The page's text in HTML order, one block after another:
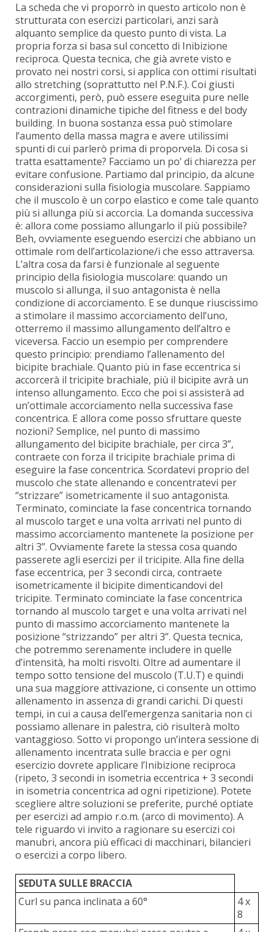
La scheda che vi proporrò in questo articolo non è
strutturata con esercizi particolari, anzi sarà
alquanto semplice da questo punto di vista. La
propria forza si basa sul concetto di Inibizione
reciproca. Questa tecnica, che già avrete visto e
provato nei nostri corsi, si applica con ottimi risultati
allo stretching (soprattutto nel P.N.F.). Coi giusti
accorgimenti, però, può essere eseguita pure nelle
contrazioni dinamiche tipiche del fitness e del body
building. In buona sostanza essa può stimolare
l’aumento della massa magra e avere utilissimi
spunti di cui parlerò prima di proporvela. Di cosa si
tratta esattamente? Facciamo un po’ di chiarezza per
evitare confusione. Partiamo dal principio, da alcune
considerazioni sulla fisiologia muscolare. Sappiamo
che il muscolo è un corpo elastico e come tale quanto
più si allunga più si accorcia. La domanda successiva
è: allora come possiamo allungarlo il più possibile?
Beh, ovviamente eseguendo esercizi che abbiano un
ottimale rom dell’articolazione/i che esso attraversa.
L’altra cosa da farsi è funzionale al seguente
principio della fisiologia muscolare: quando un
muscolo si allunga, il suo antagonista è nella
condizione di accorciamento. E se dunque riuscissimo
a stimolare il massimo accorciamento dell’uno,
otterremo il massimo allungamento dell’altro e
viceversa. Faccio un esempio per comprendere
questo principio: prendiamo l’allenamento del
bicipite brachiale. Quanto più in fase eccentrica si
accorcerà il tricipite brachiale, più il bicipite avrà un
intenso allungamento. Ecco che poi si assisterà ad
un’ottimale accorciamento nella successiva fase
concentrica. E allora come posso sfruttare queste
nozioni? Semplice, nel punto di massimo
allungamento del bicipite brachiale, per circa 3”,
contraete con forza il tricipite brachiale prima di
eseguire la fase concentrica. Scordatevi proprio del
muscolo che state allenando e concentratevi per
“strizzare” isometricamente il suo antagonista.
Terminato, cominciate la fase concentrica tornando
al muscolo target e una volta arrivati nel punto di
massimo accorciamento mantenete la posizione per
altri 3”. Ovviamente farete la stessa cosa quando
passerete agli esercizi per il tricipite. Alla fine della
fase eccentrica, per 3 secondi circa, contraete
isometricamente il bicipite dimenticandovi del
tricipite. Terminato cominciate la fase concentrica
tornando al muscolo target e una volta arrivati nel
punto di massimo accorciamento mantenete la
posizione “strizzando” per altri 3”. Questa tecnica,
che potremmo serenamente includere in quelle
d’intensità, ha molti risvolti. Oltre ad aumentare il
tempo sotto tensione del muscolo (T.U.T) e quindi
una sua maggiore attivazione, ci consente un ottimo
allenamento in assenza di grandi carichi. Di questi
tempi, in cui a causa dell’emergenza sanitaria non ci
possiamo allenare in palestra, ciò risulterà molto
vantaggioso. Sotto vi propongo un’intera sessione di
allenamento incentrata sulle braccia e per ogni
esercizio dovrete applicare l’Inibizione reciproca
(ripeto, 3 secondi in isometria eccentrica + 3 secondi
in isometria concentrica ad ogni ripetizione). Potete
scegliere altre soluzioni se preferite, purché optiate
per esercizi ad ampio r.o.m. (arco di movimento). A
tele riguardo vi invito a ragionare su esercizi coi
manubri, ancora più efficaci di macchinari, bilancieri
o esercizi a corpo libero.
SEDUTA SULLE BRACCIA
Curl su panca inclinata a 60°
4 x
8